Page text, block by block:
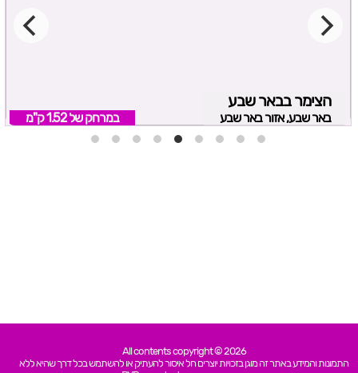
הצימר בבאר שבע
באר שבע, אזור באר שבע במרחק של1.52 ק"מ
All contents copyright © 2026
התמונות והמידע באתר זה מוגן בזכויות יוצרים חל איסור להעתיק או להשתמש בכל דרך שהיא ללא